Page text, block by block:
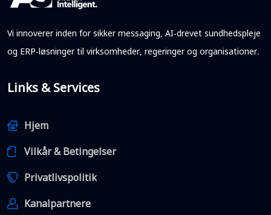
Vi innoverer inden for sikker messaging, AI-drevet sundhedspleje
og ERP-løsninger til virksomheder, regeringer og organisationer.
Links & Services
Hjem
Vilkår & Betingelser
Privatlivspolitik
Kanalpartnere